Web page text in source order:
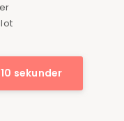
sekunder